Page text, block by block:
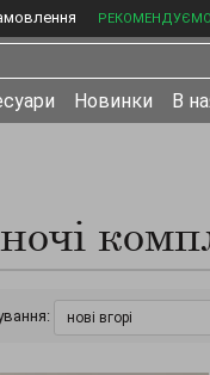
Новинки В
нові вгорі